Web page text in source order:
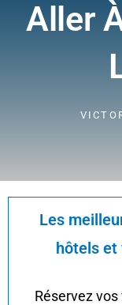
Aller
Les
hôtels et
Réservez